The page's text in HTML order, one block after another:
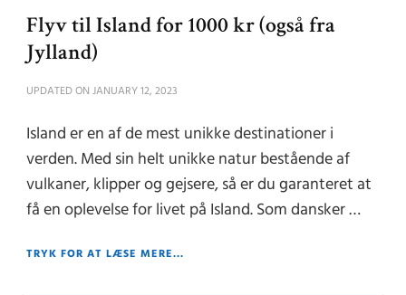
Flyv til Island for 1000 kr (også fra
Jylland)
UPDATED ON JANUARY 12, 2023
Island er en af de mest unikke destinationer i
verden. Med sin helt unikke natur bestående af
vulkaner, klipper og gejsere, så er du garanteret at
få en oplevelse for livet på Island. Som dansker …
TRYK FOR AT LÆSE MERE...